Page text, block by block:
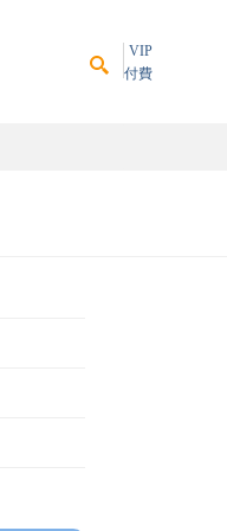
VIP
付費